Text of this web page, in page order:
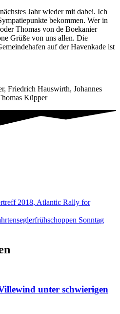
Jahr wieder mit dabei. Ich
bekommen. Wer in
Thomas von de Boekanier
Grüße von uns allen. Die
auf der Havenkade ist
Friedrich Hauswirth, Johannes
Küpper
2018, Atlantic Rally for
Sonntag
unter schwierigen